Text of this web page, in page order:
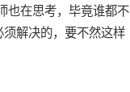
也在思考，毕竟谁都不
解决的，要不然这样